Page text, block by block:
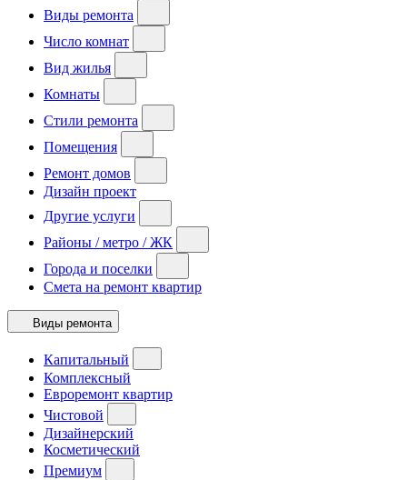
Виды ремонта
Число комнат
Вид жилья
Комнаты
Стили ремонта
Помещения
Ремонт домов
Дизайн проект
Другие услуги
Районы / метро / ЖК
Города и поселки
Смета на ремонт квартир
Виды ремонта
Капитальный
Комплексный
Евроремонт квартир
Чистовой
Дизайнерский
Косметический
Премиум